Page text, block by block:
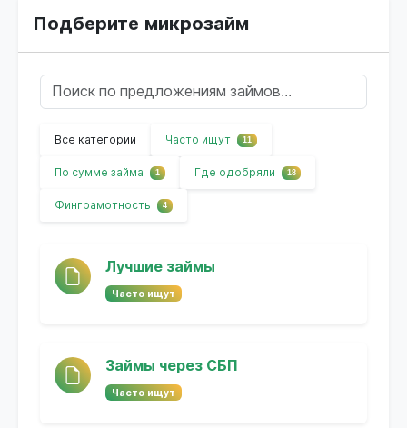
Подберите микрозайм
Все категории Часто ищут 11
По сумме займа 1 Где одобряли 18
Финграмотность 4
Лучшие займы
Часто ищут
Займы через СБП
Часто ищут